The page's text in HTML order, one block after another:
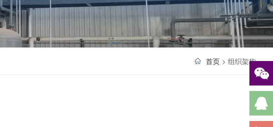
首页 > 组织架构